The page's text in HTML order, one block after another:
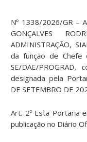
Nº 1338/2026/GR –
GONÇALVES
ADMINISTRAÇÃO,
da função de Chefe
SE/DAE/
designada pela
DE SETEMBRO DE
Art. 2º Esta Portaria
publicação no Diário